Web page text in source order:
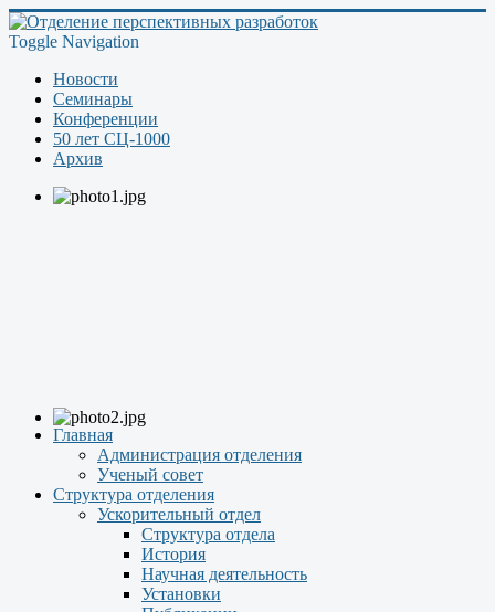
Toggle Navigation
Новости
Семинары
Конференции
50 лет СЦ-1000
Архив
Главная
Администрация отделения
Ученый совет
Структура отделения
Ускорительный отдел
Структура отдела
История
Научная деятельность
Установки